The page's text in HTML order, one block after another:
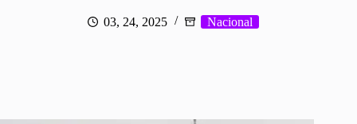
03, 24, 2025 Nacional